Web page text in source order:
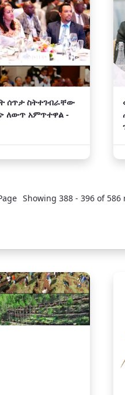
ሰጥታ ስትተገብራቸው
ለውጥ አምጥተዋል -
Showing 388 - 396 of 586